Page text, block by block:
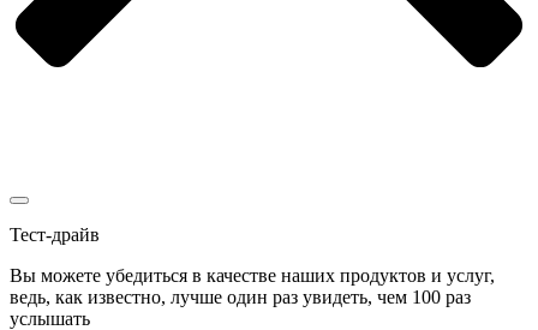
Тест-драйв
Вы можете убедиться в качестве наших продуктов и услуг,
ведь, как известно, лучше один раз увидеть, чем 100 раз
услышать